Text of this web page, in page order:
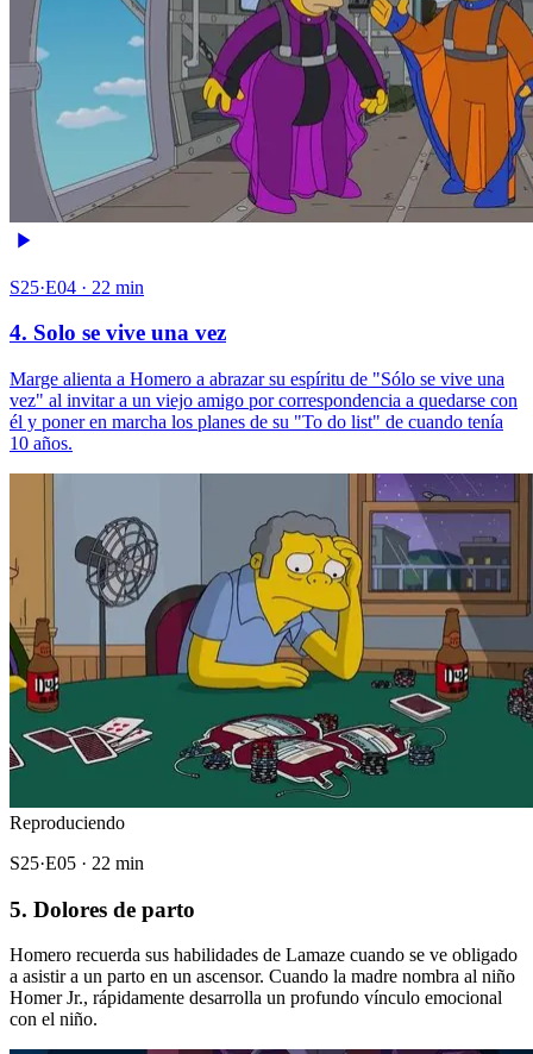
S25·E04 · 22 min
4. Solo se vive una vez
Marge alienta a Homero a abrazar su espíritu de "Sólo se vive una
vez" al invitar a un viejo amigo por correspondencia a quedarse con
él y poner en marcha los planes de su "To do list" de cuando tenía
10 años.
Reproduciendo
S25·E05 · 22 min
5. Dolores de parto
Homero recuerda sus habilidades de Lamaze cuando se ve obligado
a asistir a un parto en un ascensor. Cuando la madre nombra al niño
Homer Jr., rápidamente desarrolla un profundo vínculo emocional
con el niño.